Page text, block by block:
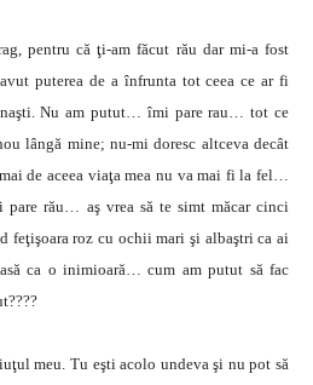
pentru că ţi-am făcut rău dar mi-a fost
puterea de a înfrunta tot ceea ce ar fi
naşti. Nu am putut… îmi pare rau… tot ce
lângă mine; nu-mi doresc altceva decât
de aceea viaţa mea nu va mai fi la fel…
pare rău… aş vrea să te simt măcar cinci
feţişoara roz cu ochii mari şi albaştri ca ai
ca o inimioară… cum am putut să fac
meu. Tu eşti acolo undeva şi nu pot să